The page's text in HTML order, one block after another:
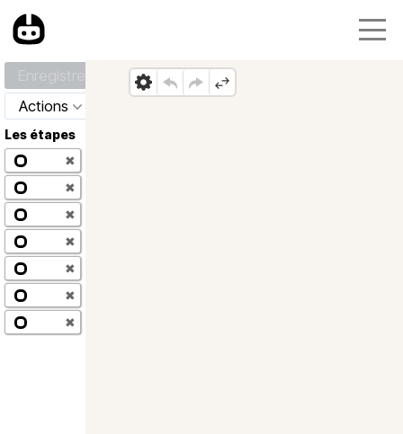
Actions
Les étapes
✖
✖
✖
✖
✖
✖
✖